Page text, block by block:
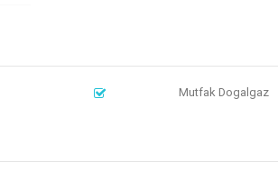
Mutfak Dogalgaz